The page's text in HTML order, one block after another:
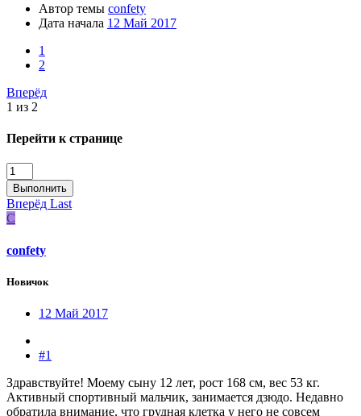
Автор темы confety
Дата начала 12 Май 2017
1
2
Вперёд
1 из 2
Перейти к странице
Выполнить
Вперёд Last
C
confety
Новичок
12 Май 2017
#1
Здравствуйте! Моему сыну 12 лет, рост 168 см, вес 53 кг.
Активный спортивный мальчик, занимается дзюдо. Недавно
обратила внимание, что грудная клетка у него не совсем